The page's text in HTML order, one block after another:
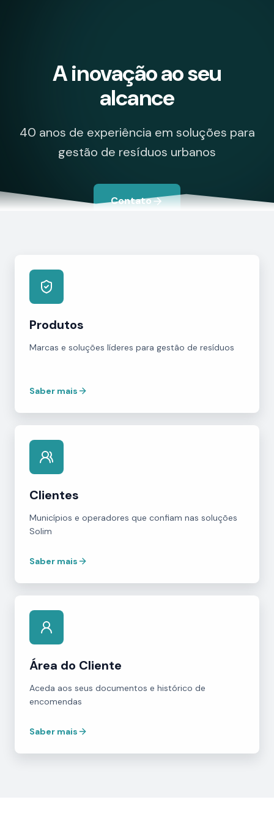
A inovação ao seu
alcance
40 anos de experiência em soluções para
gestão de resíduos urbanos
Contato
Produtos
Marcas e soluções líderes para gestão de resíduos
Saber mais
Clientes
Municípios e operadores que confiam nas soluções
Solim
Saber mais
Área do Cliente
Aceda aos seus documentos e histórico de
encomendas
Saber mais